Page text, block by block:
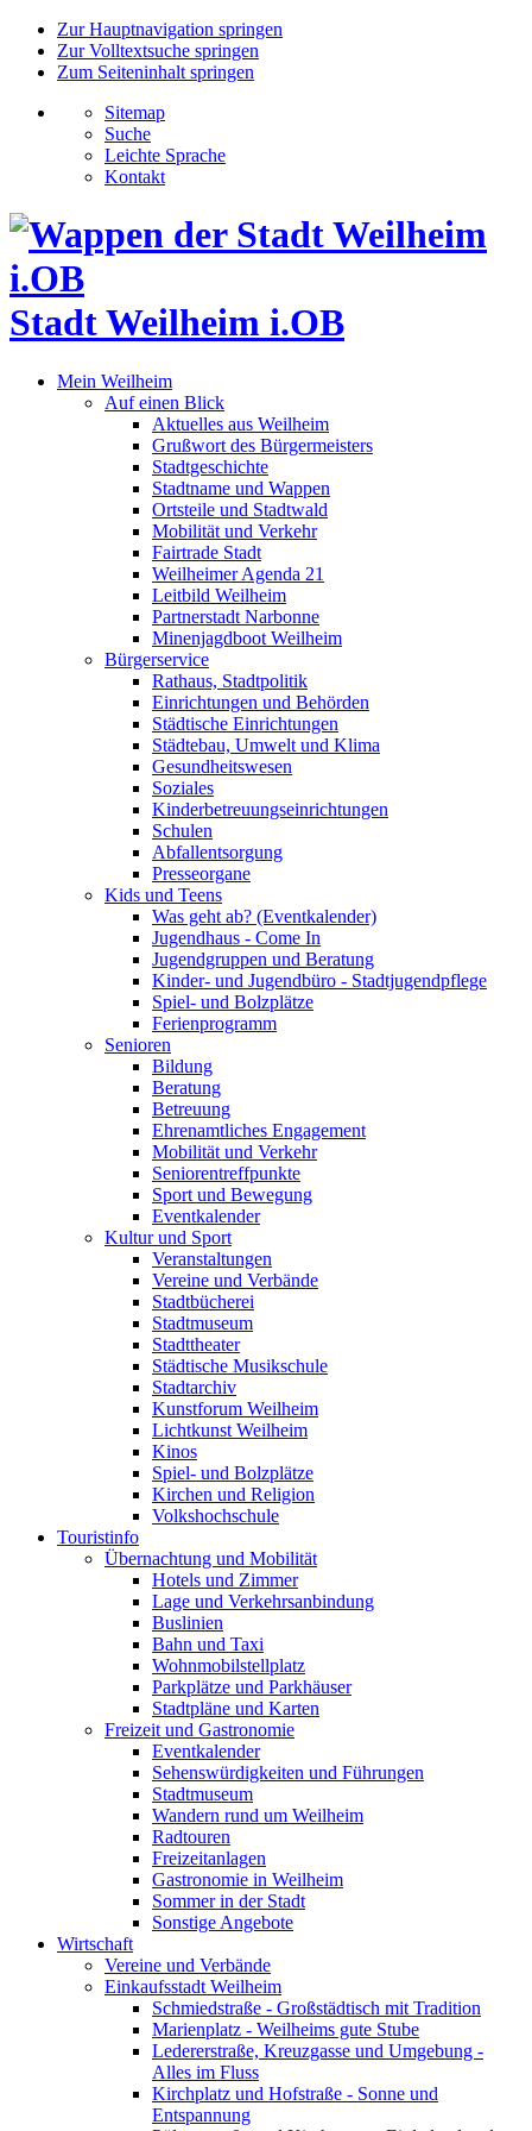
Zur Hauptnavigation springen
Zur Volltextsuche springen
Zum Seiteninhalt springen
Sitemap
Suche
Leichte Sprache
Kontakt
Stadt Weilheim i.OB
Mein Weilheim
Auf einen Blick
Aktuelles aus Weilheim
Grußwort des Bürgermeisters
Stadtgeschichte
Stadtname und Wappen
Ortsteile und Stadtwald
Mobilität und Verkehr
Fairtrade Stadt
Weilheimer Agenda 21
Leitbild Weilheim
Partnerstadt Narbonne
Minenjagdboot Weilheim
Bürgerservice
Rathaus, Stadtpolitik
Einrichtungen und Behörden
Städtische Einrichtungen
Städtebau, Umwelt und Klima
Gesundheitswesen
Soziales
Kinderbetreuungseinrichtungen
Schulen
Abfallentsorgung
Presseorgane
Kids und Teens
Was geht ab? (Eventkalender)
Jugendhaus - Come In
Jugendgruppen und Beratung
Kinder- und Jugendbüro - Stadtjugendpflege
Spiel- und Bolzplätze
Ferienprogramm
Senioren
Bildung
Beratung
Betreuung
Ehrenamtliches Engagement
Mobilität und Verkehr
Seniorentreffpunkte
Sport und Bewegung
Eventkalender
Kultur und Sport
Veranstaltungen
Vereine und Verbände
Stadtbücherei
Stadtmuseum
Stadttheater
Städtische Musikschule
Stadtarchiv
Kunstforum Weilheim
Lichtkunst Weilheim
Kinos
Spiel- und Bolzplätze
Kirchen und Religion
Volkshochschule
Touristinfo
Übernachtung und Mobilität
Hotels und Zimmer
Lage und Verkehrsanbindung
Buslinien
Bahn und Taxi
Wohnmobilstellplatz
Parkplätze und Parkhäuser
Stadtpläne und Karten
Freizeit und Gastronomie
Eventkalender
Sehenswürdigkeiten und Führungen
Stadtmuseum
Wandern rund um Weilheim
Radtouren
Freizeitanlagen
Gastronomie in Weilheim
Sommer in der Stadt
Sonstige Angebote
Wirtschaft
Vereine und Verbände
Einkaufsstadt Weilheim
Schmiedstraße - Großstädtisch mit Tradition
Marienplatz - Weilheims gute Stube
Ledererstraße, Kreuzgasse und Umgebung -
Alles im Fluss
Kirchplatz und Hofstraße - Sonne und
Entspannung